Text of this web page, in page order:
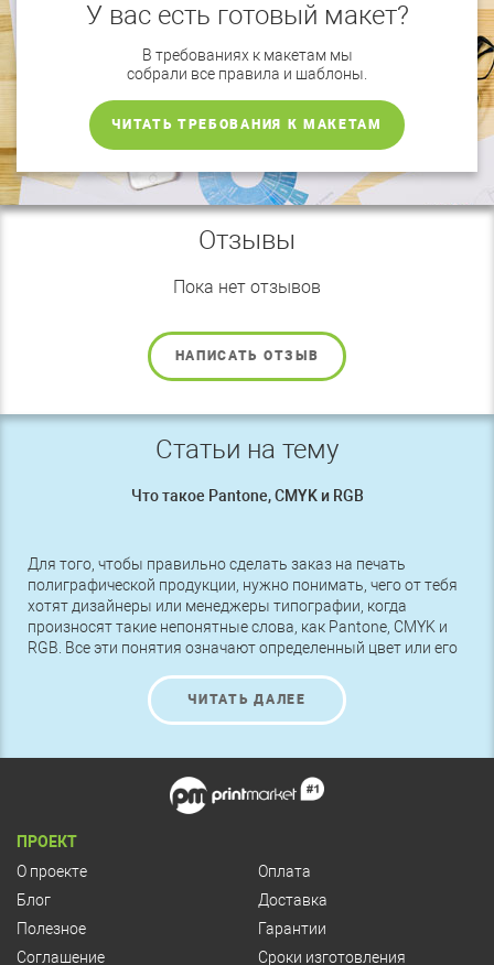
У вас есть готовый макет?
В требованиях к макетам мы
собрали все правила и шаблоны.
ЧИТАТЬ ТРЕБОВАНИЯ К МАКЕТАМ
Отзывы
Пока нет отзывов
НАПИСАТЬ ОТЗЫВ
Статьи на тему
Что такое Pantone, CMYK и RGB
Для того, чтобы правильно сделать заказ на печать
полиграфической продукции, нужно понимать, чего от тебя
хотят дизайнеры или менеджеры типографии, когда
произносят такие непонятные слова, как Pantone, CMYK и
RGB. Все эти понятия означают определенный цвет или его
следует разбираться в этих названиях.
ЧИТАТЬ ДАЛЕЕ
ПРОЕКТ
О проекте
Блог
Полезное
Соглашение
Оплата
Доставка
Гарантии
Сроки изготовления